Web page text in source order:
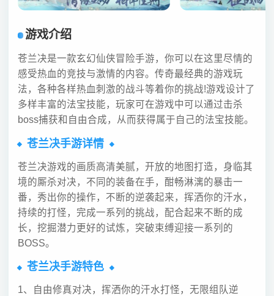
游戏介绍
苍兰决是一款玄幻仙侠冒险手游，你可以在这里尽情的
感受热血的竞技与激情的内容。传奇最经典的游戏玩
法，各种各样热血刺激的战斗等着你的挑战!游戏设计了
多样丰富的法宝技能，玩家可在游戏中可以通过击杀
boss捕获和自由合成，从而获得属于自己的法宝技能。
苍兰决手游详情
苍兰决游戏的画质高清美腻，开放的地图打造，身临其
境的厮杀对决，不同的装备在手，酣畅淋漓的暴击一
番，秀出你的操作，不断的逆袭起来，挥洒你的汗水，
持续的打怪，完成一系列的挑战，配合起来不断的成
长，挖掘潜力更好的试炼，突破束缚迎接一系列的
BOSS。
苍兰决手游特色
1、自由修真对决，挥洒你的汗水打怪，无限组队逆